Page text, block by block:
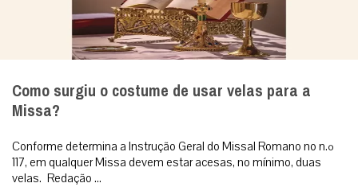
Como surgiu o costume de usar velas para a
Missa?
Conforme determina a Instrução Geral do Missal Romano no n.º
117, em qualquer Missa devem estar acesas, no mínimo, duas
velas. Redação ...